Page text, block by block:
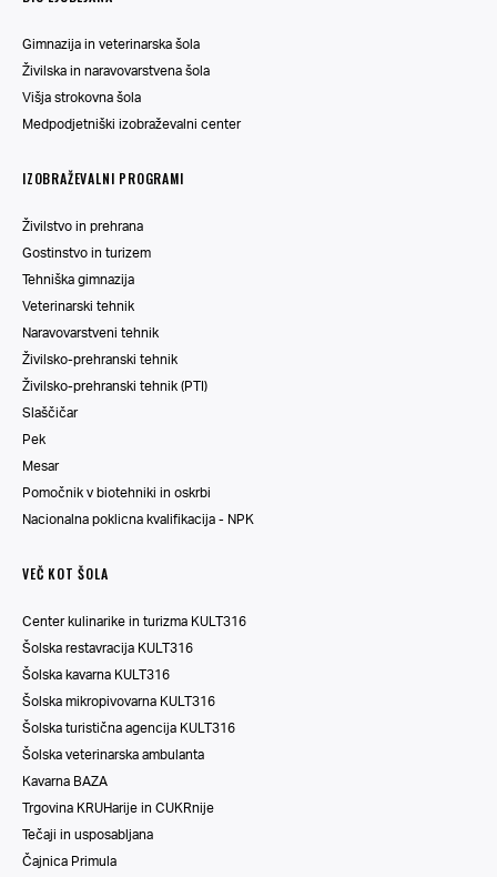
Gimnazija in veterinarska šola
Živilska in naravovarstvena šola
Višja strokovna šola
Medpodjetniški izobraževalni center
IZOBRAŽEVALNI PROGRAMI
Živilstvo in prehrana
Gostinstvo in turizem
Tehniška gimnazija
Veterinarski tehnik
Naravovarstveni tehnik
Živilsko-prehranski tehnik
Živilsko-prehranski tehnik (PTI)
Slaščičar
Pek
Mesar
Pomočnik v biotehniki in oskrbi
Nacionalna poklicna kvalifikacija - NPK
VEČ KOT ŠOLA
Center kulinarike in turizma KULT316
Šolska restavracija KULT316
Šolska kavarna KULT316
Šolska mikropivovarna KULT316
Šolska turistična agencija KULT316
Šolska veterinarska ambulanta
Kavarna BAZA
Trgovina KRUHarije in CUKRnije
Tečaji in usposabljana
Čajnica Primula